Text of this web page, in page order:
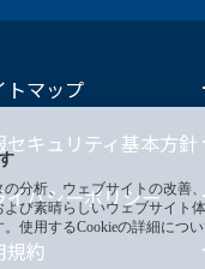
トマップ
セキュリティ基本方針
イバシーポリシー
規約
分析、ウェブサイトの改善
び素晴らしいウェブサイト
使用するCookieの詳細につ